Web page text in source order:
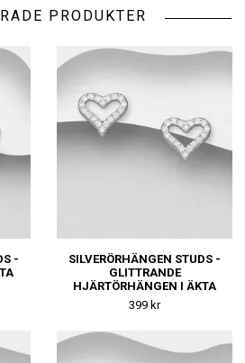
PRODUKTER
-
SILVERÖRHÄNGEN STUDS -
GLITTRANDE
HJÄRTÖRHÄNGEN I ÄKTA
SILVER
399 kr